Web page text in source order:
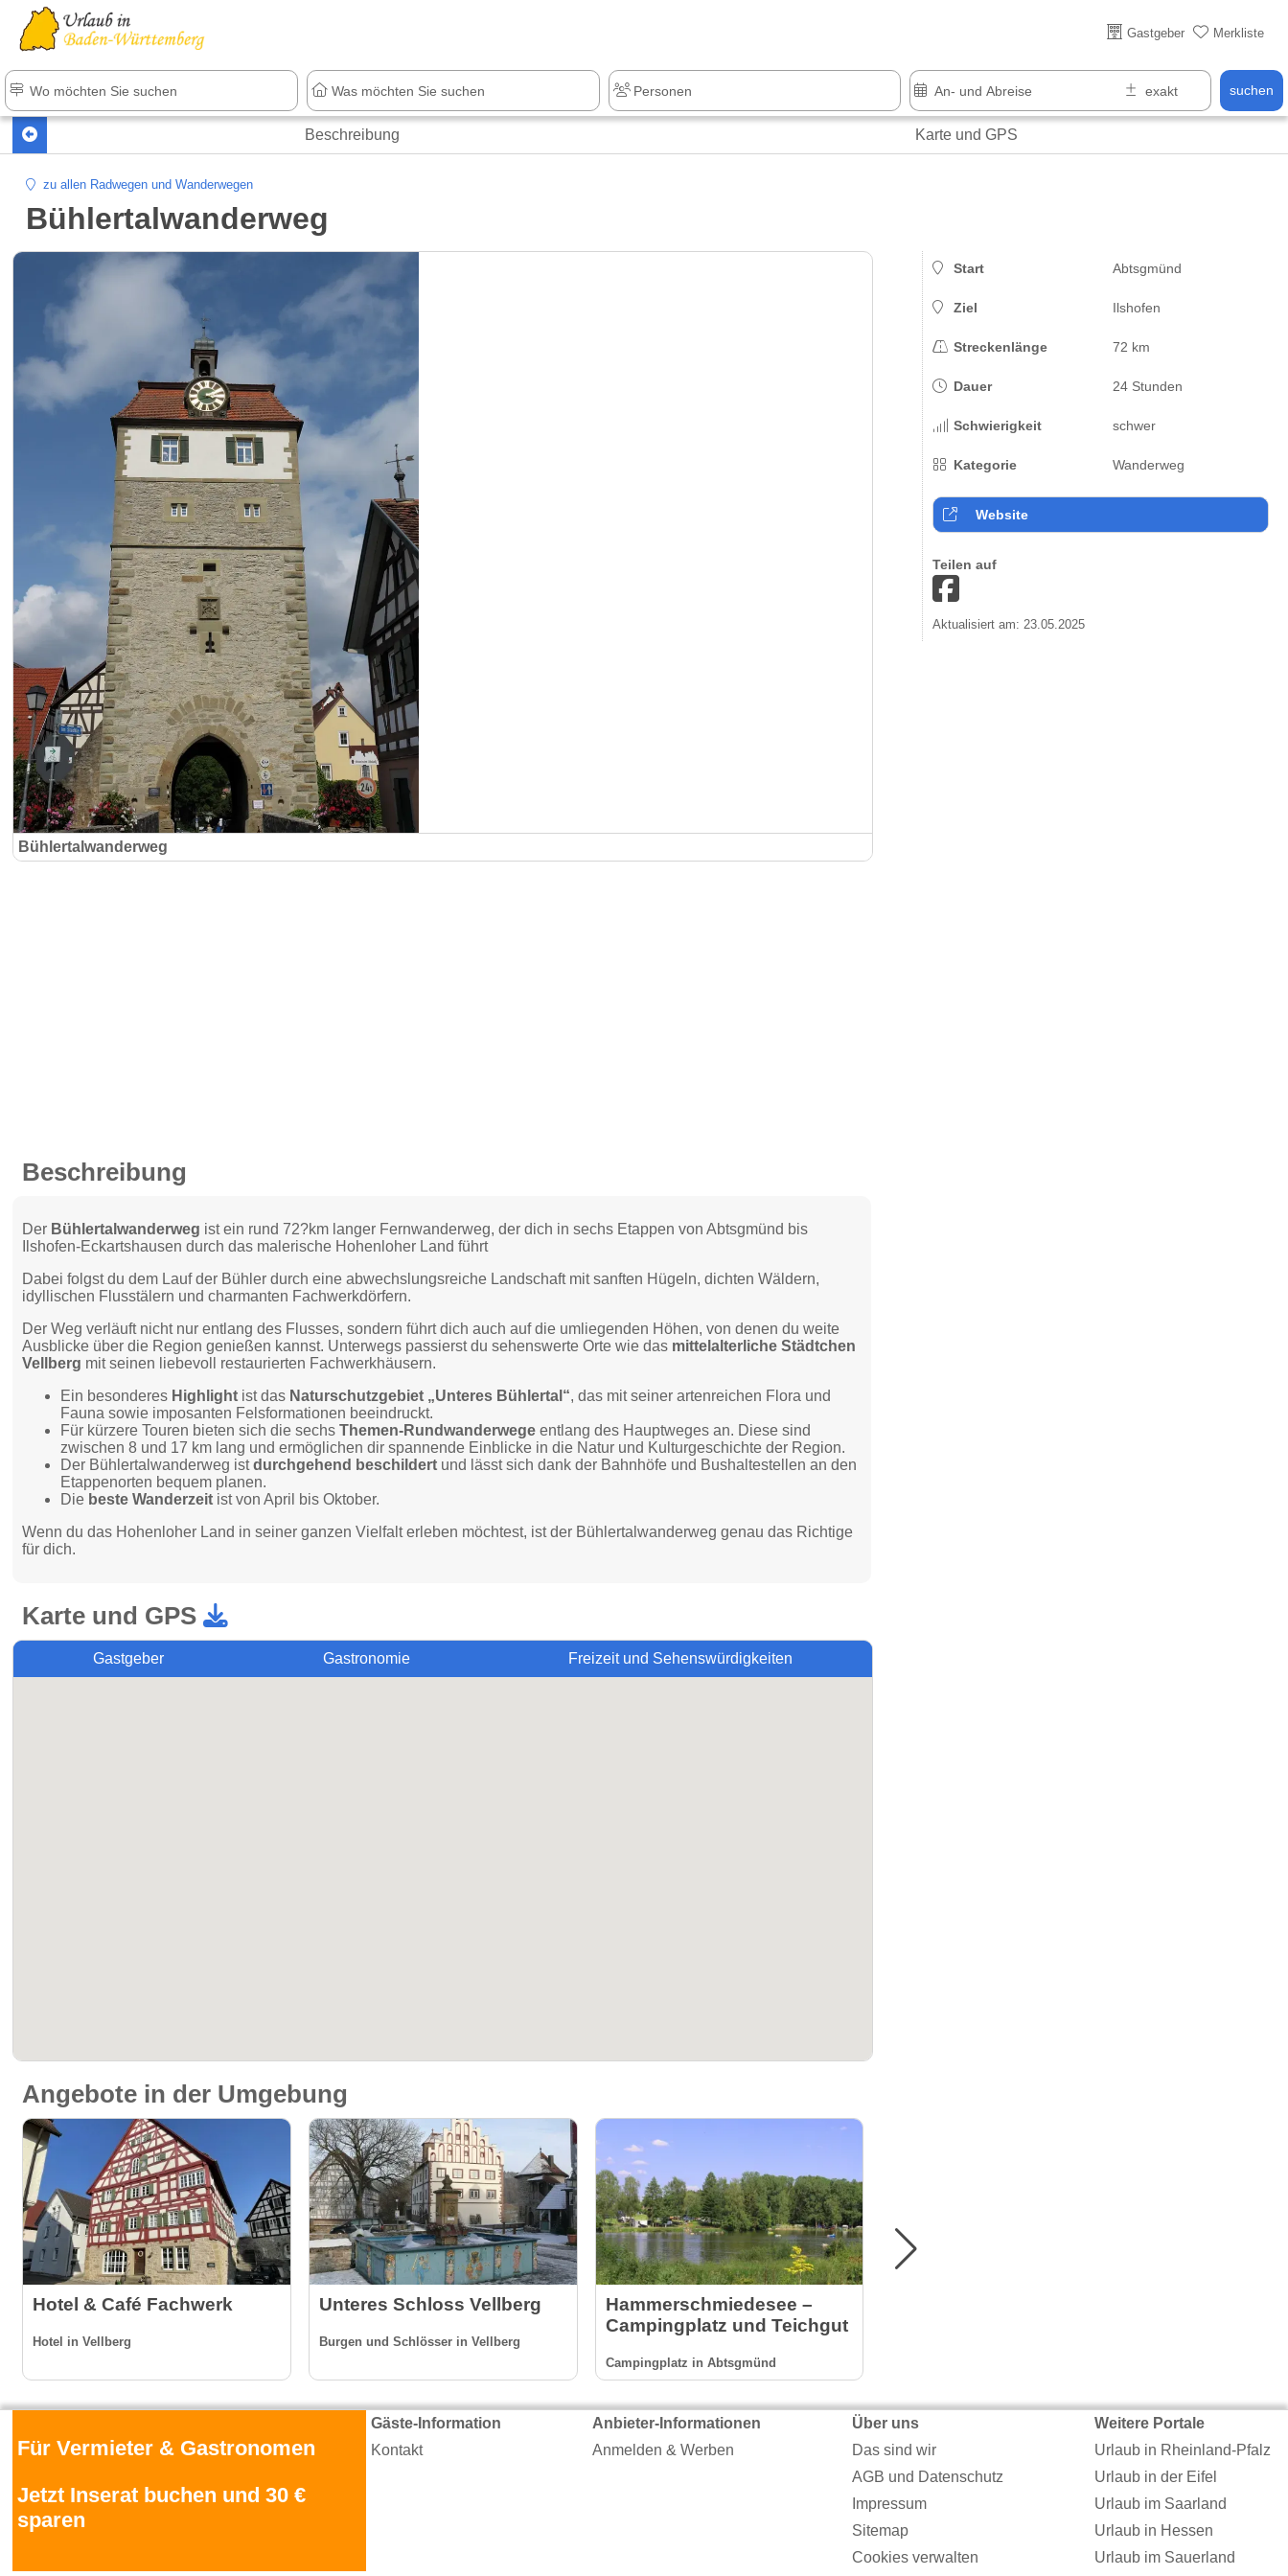
Gastgeber Merkliste
suchen
Beschreibung Karte und GPS
zu allen Radwegen und Wanderwegen
Bühlertalwanderweg
Bühlertalwanderweg
Start Abtsgmünd
Ziel Ilshofen
Streckenlänge 72 km
Dauer 24 Stunden
Schwierigkeit schwer
Kategorie Wanderweg
Website
Teilen auf
Aktualisiert am: 23.05.2025
Beschreibung
Der Bühlertalwanderweg ist ein rund 72?km langer Fernwanderweg, der dich in sechs Etappen von Abtsgmünd bis
Ilshofen-Eckartshausen durch das malerische Hohenloher Land führt
Dabei folgst du dem Lauf der Bühler durch eine abwechslungsreiche Landschaft mit sanften Hügeln, dichten Wäldern,
idyllischen Flusstälern und charmanten Fachwerkdörfern.
Der Weg verläuft nicht nur entlang des Flusses, sondern führt dich auch auf die umliegenden Höhen, von denen du weite
Ausblicke über die Region genießen kannst. Unterwegs passierst du sehenswerte Orte wie das mittelalterliche Städtchen
Vellberg mit seinen liebevoll restaurierten Fachwerkhäusern.
Ein besonderes Highlight ist das Naturschutzgebiet „Unteres Bühlertal“, das mit seiner artenreichen Flora und
Fauna sowie imposanten Felsformationen beeindruckt.
Für kürzere Touren bieten sich die sechs Themen-Rundwanderwege entlang des Hauptweges an. Diese sind
zwischen 8 und 17 km lang und ermöglichen dir spannende Einblicke in die Natur und Kulturgeschichte der Region.
Der Bühlertalwanderweg istdurchgehend beschildert und lässt sich dank der Bahnhöfe und Bushaltestellen an den
Etappenorten bequem planen.
Die beste Wanderzeit ist von April bis Oktober.
Wenn du das Hohenloher Land in seiner ganzen Vielfalt erleben möchtest, ist der Bühlertalwanderweg genau das Richtige
für dich.
Karte und GPS
Gastgeber Gastronomie Freizeit und Sehenswürdigkeiten
Angebote in der Umgebung
Hotel & Café Fachwerk
Hotel in Vellberg
Unteres Schloss Vellberg
Burgen und Schlösser in Vellberg
Hammerschmiedesee –
Campingplatz und Teichgut
Campingplatz in Abtsgmünd
Für Vermieter & Gastronomen
Jetzt Inserat buchen und 30 €
sparen
Gäste-Information
Kontakt
Anbieter-Informationen
Anmelden & Werben
Über uns
Das sind wir
AGB und Datenschutz
Impressum
Sitemap
Cookies verwalten
Weitere Portale
Urlaub in Rheinland-Pfalz
Urlaub in der Eifel
Urlaub im Saarland
Urlaub in Hessen
Urlaub im Sauerland